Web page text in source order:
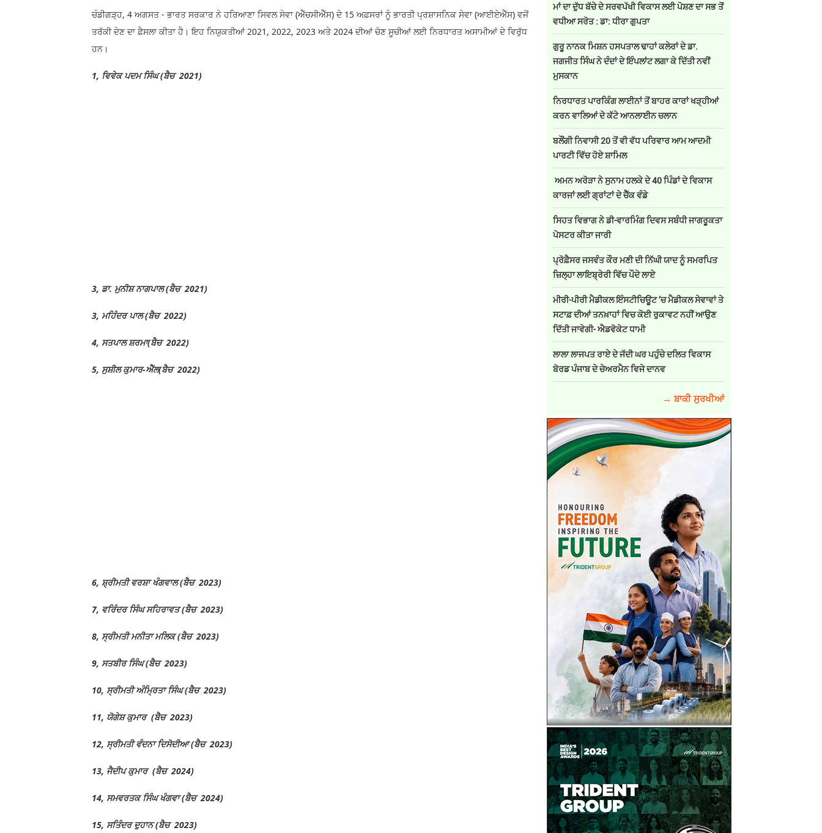
ਚੰਡੀਗੜ੍ਹ, 4 ਅਗਸਤ - ਭਾਰਤ ਸਰਕਾਰ ਨੇ ਹਰਿਆਣਾ ਸਿਵਲ ਸੇਵਾ (ਐੱਚਸੀਐੱਸ) ਦੇ 15 ਅਫ਼ਸਰਾਂ ਨੂੰ ਭਾਰਤੀ ਪ੍ਰਸ਼ਾਸਨਿਕ ਸੇਵਾ (ਆਈਏਐੱਸ) ਵਜੋਂ
ਤਰੱਕੀ ਦੇਣ ਦਾ ਫ਼ੈਸਲਾ ਕੀਤਾ ਹੈ। ਇਹ ਨਿਯੁਕਤੀਆਂ 2021, 2022, 2023 ਅਤੇ 2024 ਦੀਆਂ ਚੋਣ ਸੂਚੀਆਂ ਲਈ ਨਿਰਧਾਰਤ ਅਸਾਮੀਆਂ ਦੇ ਵਿਰੁੱਧ
ਹਨ।
1, ਵਿਵੇਕ ਪਦਮ ਸਿੰਘ (ਬੈਚ 2021)
3, ਡਾ. ਮੁਨੀਸ਼ ਨਾਗਪਾਲ (ਬੈਚ 2021)
3, ਮਹਿੰਦਰ ਪਾਲ (ਬੈਚ 2022)
4, ਸਤਪਾਲ ਸ਼ਰਮਾ(ਬੈਚ 2022)
5, ਸੁਸ਼ੀਲ ਕੁਮਾਰ-ਐੱਲ(ਬੈਚ 2022)
6, ਸ਼੍ਰੀਮਤੀ ਵਰਸ਼ਾ ਖੰਗਵਾਲ (ਬੈਚ 2023)
7, ਵਰਿੰਦਰ ਸਿੰਘ ਸਹਿਰਾਵਤ (ਬੈਚ 2023)
8, ਸ੍ਰੀਮਤੀ ਮਨੀਤਾ ਮਲਿਕ (ਬੈਚ 2023)
9, ਸਤਬੀਰ ਸਿੰਘ (ਬੈਚ 2023)
10, ਸ੍ਰੀਮਤੀ ਅੰਮ੍ਰਿਤਾ ਸਿੰਘ (ਬੈਚ 2023)
11, ਯੋਗੇਸ਼ ਕੁਮਾਰ (ਬੈਚ 2023)
12, ਸ੍ਰੀਮਤੀ ਵੰਦਨਾ ਦਿਸੋਦੀਆ (ਬੈਚ 2023)
13, ਜੈਦੀਪ ਕੁਮਾਰ (ਬੈਚ 2024)
14, ਸਮਵਰਤਕ ਸਿੰਘ ਖੰਗਵਾ (ਬੈਚ 2024)
15, ਸਤਿੰਦਰ ਦੁਹਾਨ (ਬੈਚ 2023)
ਮਾਂ ਦਾ ਦੁੱਧ ਬੱਚੇ ਦੇ ਸਰਵਪੱਖੀ ਵਿਕਾਸ ਲਈ ਪੋਸ਼ਣ ਦਾ ਸਭ ਤੋਂ
ਵਧੀਆ ਸਰੋਤ : ਡਾ: ਧੀਰਾ ਗੁਪਤਾ
ਗੁਰੂ ਨਾਨਕ ਮਿਸ਼ਨ ਹਸਪਤਾਲ ਢਾਹਾਂ ਕਲੇਰਾਂ ਦੇ ਡਾ.
ਜਗਜੀਤ ਸਿੰਘ ਨੇ ਦੰਦਾਂ ਦੇ ਇੰਪਲਾਂਟ ਲਗਾ ਕੇ ਦਿੱਤੀ ਨਵੀਂ
ਮੁਸਕਾਨ
ਨਿਰਧਾਰਤ ਪਾਰਕਿੰਗ ਲਾਈਨਾਂ ਤੋਂ ਬਾਹਰ ਕਾਰਾਂ ਖੜ੍ਹੀਆਂ
ਕਰਨ ਵਾਲਿਆਂ ਦੇ ਕੱਟੇ ਆਨਲਾਈਨ ਚਲਾਨ
ਬਲੌਂਗੀ ਨਿਵਾਸੀ 20 ਤੋਂ ਵੀ ਵੱਧ ਪਰਿਵਾਰ ਆਮ ਆਦਮੀ
ਪਾਰਟੀ ਵਿੱਚ ਹੋਏ ਸ਼ਾਮਿਲ
ਅਮਨ ਅਰੋੜਾ ਨੇ ਸੁਨਾਮ ਹਲਕੇ ਦੇ 40 ਪਿੰਡਾਂ ਦੇ ਵਿਕਾਸ
ਕਾਰਜਾਂ ਲਈ ਗ੍ਰਾਂਟਾਂ ਦੇ ਚੈੱਕ ਵੰਡੇ
ਸਿਹਤ ਵਿਭਾਗ ਨੇ ਡੀ-ਵਾਰਮਿੰਗ ਦਿਵਸ ਸਬੰਧੀ ਜਾਗਰੂਕਤਾ
ਪੋਸਟਰ ਕੀਤਾ ਜਾਰੀ
ਪ੍ਰੋਫ਼ੈਸਰ ਜਸਵੰਤ ਕੌਰ ਮਣੀ ਦੀ ਨਿੱਘੀ ਯਾਦ ਨੂੰ ਸਮਰਪਿਤ
ਜ਼ਿਲ੍ਹਾ ਲਾਇਬ੍ਰੇਰੀ ਵਿੱਚ ਪੌਦੇ ਲਾਏ
ਮੀਰੀ-ਪੀਰੀ ਮੈਡੀਕਲ ਇੰਸਟੀਚਿਊਟ ’ਚ ਮੈਡੀਕਲ ਸੇਵਾਵਾਂ ਤੇ
ਸਟਾਫ਼ ਦੀਆਂ ਤਨਖ਼ਾਹਾਂ ਵਿਚ ਕੋਈ ਰੁਕਾਵਟ ਨਹੀਂ ਆਉਣ
ਦਿੱਤੀ ਜਾਵੇਗੀ- ਐਡਵੋਕੇਟ ਧਾਮੀ
ਲਾਲਾ ਲਾਜਪਤ ਰਾਏ ਦੇ ਜੱਦੀ ਘਰ ਪਹੁੰਚੇ ਦਲਿਤ ਵਿਕਾਸ
ਬੋਰਡ ਪੰਜਾਬ ਦੇ ਚੇਅਰਮੈਨ ਵਿਜੇ ਦਾਨਵ
→ ਬਾਕੀ ਸੁਰਖੀਆਂ